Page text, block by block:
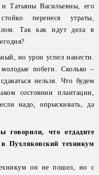
Татьяны Васильевны, его
перенеся утраты,
лом. Так как идут дела в
но урон успел нанести.
побеги. Сколько –
нельзя. Что будем
состоянии плантации,
надо, опрыскивать, да
говорили, что отдадите
Пухляковский техникум
он не пошел, но с